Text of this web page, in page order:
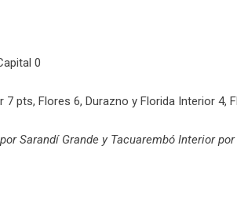
0
pts, Flores 6, Durazno y Florida Interior 4,
Sarandí Grande y Tacuarembó Interior